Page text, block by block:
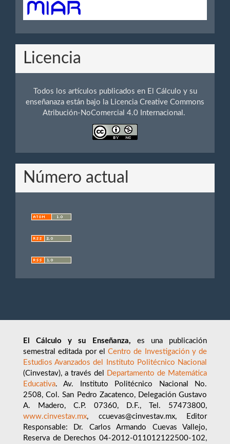
Licencia
Todos los artículos publicados en El Cálculo y su
enseñanaza están bajo la Licencia Creative Commons
Atribución-NoComercial 4.0 Internacional.
Número actual
El Cálculo y su Enseñanza, es una publicación
semestral editada por el Centro de Investigación y de
Estudios Avanzados del Instituto Politécnico Nacional
(Cinvestav), a través del
Departamento de Matemática
Educativa. Av. Instituto Politécnico Nacional No.
2508, Col. San Pedro Zacatenco, Delegación Gustavo
A. Madero, C.P. 07360, D.F., Tel. 57473800,
www.cinvestav.mx, ccuevas@cinvestav.mx, Editor
Responsable: Dr. Carlos Armando Cuevas Vallejo,
Reserva de Derechos 04-2012-011012122500-102,